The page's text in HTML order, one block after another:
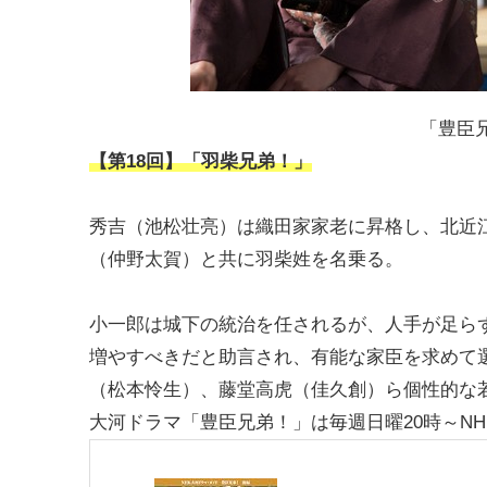
「豊
【第18回】「羽柴兄弟！」
秀吉（池松壮亮）は織田家家老に昇格し、北
（仲野太賀）と共に羽柴姓を名乗る。
小一郎は城下の統治を任されるが、人手が足
増やすべきだと助言され、有能な家臣を求め
（松本怜生）、藤堂高虎（佳久創）ら個性的
大河ドラマ「豊臣兄弟！」は毎週日曜20時～